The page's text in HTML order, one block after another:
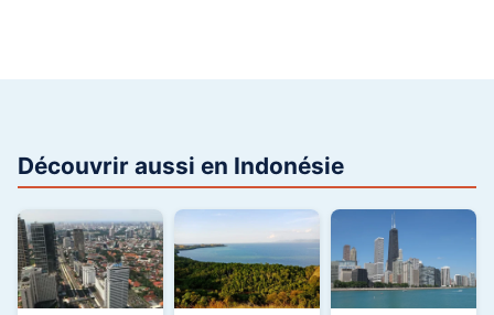
Découvrir aussi en Indonésie